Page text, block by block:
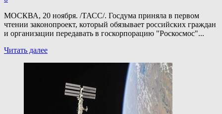
МОСКВА, 20 ноября. /ТАСС/. Госдума приняла в первом
чтении законопроект, который обязывает российских граждан
и организации передавать в госкорпорацию "Роскосмос"...
Читать далееПрочитать
в I чтении
законопроект
об отчете
о запускаемых